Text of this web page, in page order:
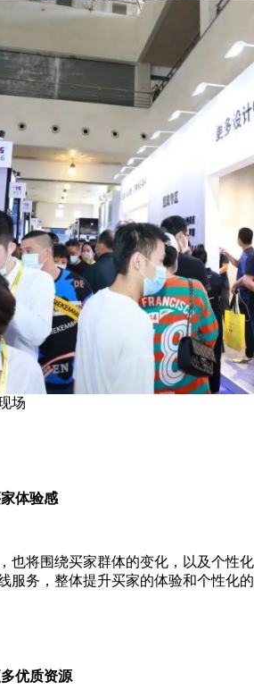
场
体验感
也将围绕买家群体的变化，以及个性
服务，整体提升买家的体验和个性化
优质资源